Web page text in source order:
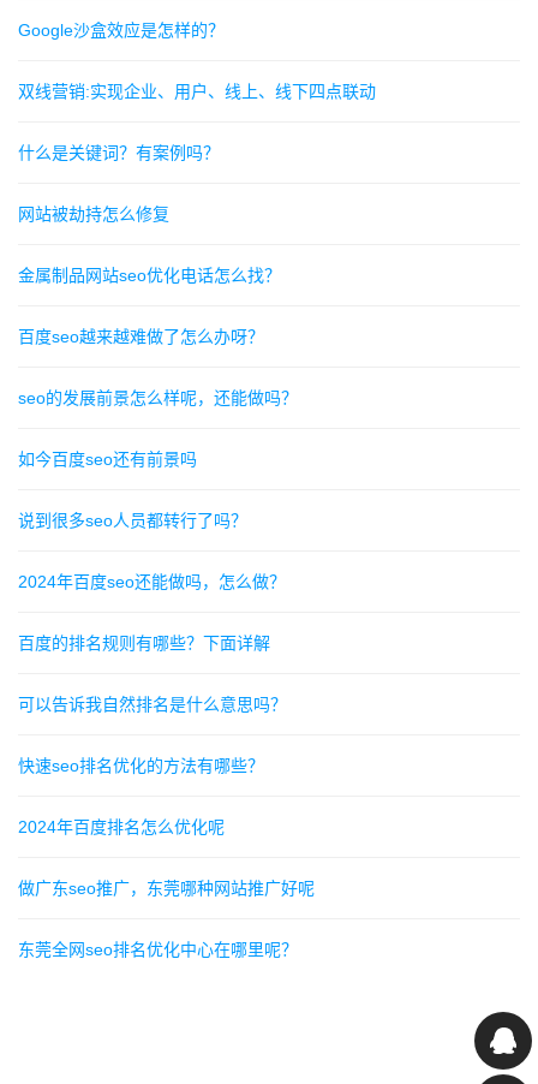
Google沙盒效应是怎样的？
双线营销:实现企业、用户、线上、线下四点联动
什么是关键词？有案例吗？
网站被劫持怎么修复
金属制品网站seo优化电话怎么找？
百度seo越来越难做了怎么办呀？
seo的发展前景怎么样呢，还能做吗？
如今百度seo还有前景吗
说到很多seo人员都转行了吗？
2024年百度seo还能做吗，怎么做？
百度的排名规则有哪些？下面详解
可以告诉我自然排名是什么意思吗？
快速seo排名优化的方法有哪些？
2024年百度排名怎么优化呢
做广东seo推广，东莞哪种网站推广好呢
东莞全网seo排名优化中心在哪里呢？